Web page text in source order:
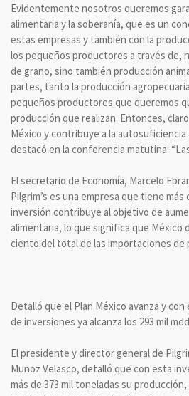
Evidentemente nosotros queremos
alimentaria y la soberanía, que es un
estas empresas y también con la
los pequeños productores a través de,
de grano, sino también producción
partes, tanto la producción
pequeños productores que queremos
producción que realizan. Entonces,
México y contribuye a la autosuficiencia
destacó en la conferencia matutina:
El secretario de Economía, Marcelo
Pilgrim’s es una empresa que tiene más
inversión contribuye al objetivo de
alimentaria, lo que significa que México
ciento del total de las importaciones de
Detalló que el Plan México avanza y
de inversiones ya alcanza los 293 mil
El presidente y director general de
Muñoz Velasco, detalló que con esta
más de 373 mil toneladas su